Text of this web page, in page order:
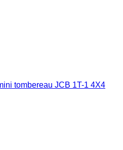
tombereau JCB 1T-1 4X4